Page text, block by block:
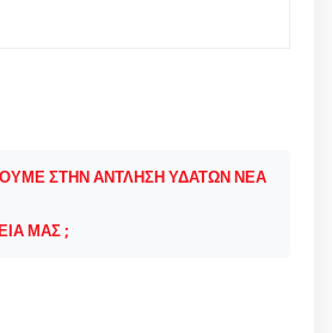
ΣΤΗΝ ΑΝΤΛΗΣΗ ΥΔΑΤΩΝ ΝΕΑ
ΜΑΣ ;